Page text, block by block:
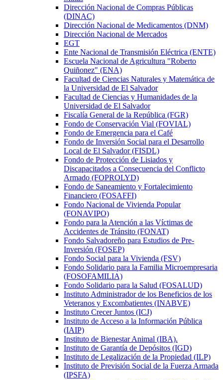
Dirección Nacional de Compras Públicas
(DINAC)
Dirección Nacional de Medicamentos (DNM)
Dirección Nacional de Mercados
EGT
Ente Nacional de Transmisión Eléctrica (ENTE)
Escuela Nacional de Agricultura "Roberto
Quiñonez" (ENA)
Facultad de Ciencias Naturales y Matemática de
la Universidad de El Salvador
Facultad de Ciencias y Humanidades de la
Universidad de El Salvador
Fiscalía General de la República (FGR)
Fondo de Conservación Vial (FOVIAL)
Fondo de Emergencia para el Café
Fondo de Inversión Social para el Desarrollo
Local de El Salvador (FISDL)
Fondo de Protección de Lisiados y
Discapacitados a Consecuencia del Conflicto
Armado (FOPROLYD)
Fondo de Saneamiento y Fortalecimiento
Financiero (FOSAFFI)
Fondo Nacional de Vivienda Popular
(FONAVIPO)
Fondo para la Atención a las Víctimas de
Accidentes de Tránsito (FONAT)
Fondo Salvadoreño para Estudios de Pre-
Inversión (FOSEP)
Fondo Social para la Vivienda (FSV)
Fondo Solidario para la Familia Microempresaria
(FOSOFAMILIA)
Fondo Solidario para la Salud (FOSALUD)
Instituto Administrador de los Beneficios de los
Veteranos y Excombatientes (INABVE)
Instituto Crecer Juntos (ICJ)
Instituto de Acceso a la Información Pública
(IAIP)
Instituto de Bienestar Animal (IBA).
Instituto de Garantía de Depósitos (IGD)
Instituto de Legalización de la Propiedad (ILP)
Instituto de Previsión Social de la Fuerza Armada
(IPSFA)